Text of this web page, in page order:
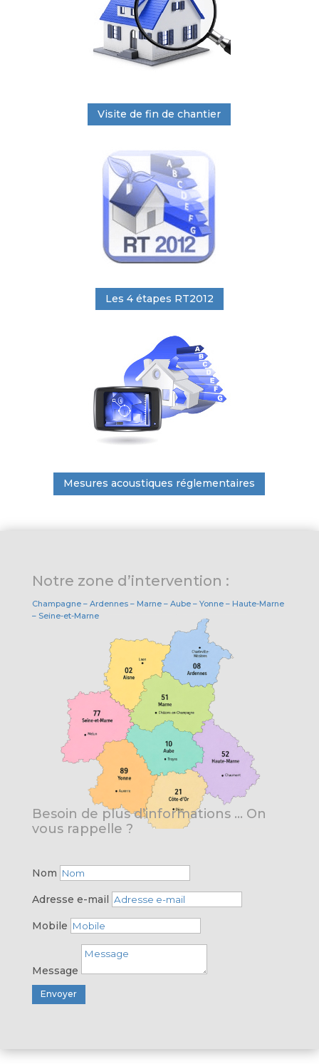
Visite de fin de chantier
Les 4 étapes RT2012
Mesures acoustiques réglementaires
Notre zone d’intervention :
Champagne – Ardennes – Marne – Aube – Yonne – Haute-Marne
– Seine-et-Marne
Besoin de plus d’informations … On
vous rappelle ?
Nom
Adresse e-mail
Mobile
Message
Envoyer